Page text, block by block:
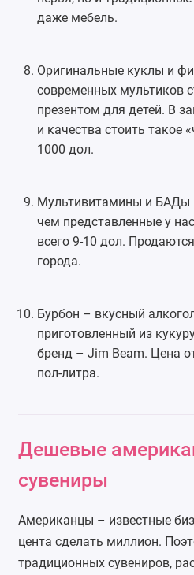
даже мебель.
Оригинальные куклы и
современных мультиков
презентом для детей. В
и качества стоить такое
1000 дол.
Мультивитамины и БАДы
чем представленные у
всего 9-10 дол.
города.
Бурбон – вкусный
приготовленный из
бренд – Jim Beam. Цена
пол-литра.
Дешевые
сувениры
Американцы – известные
цента сделать миллион.
традиционных сувениров,